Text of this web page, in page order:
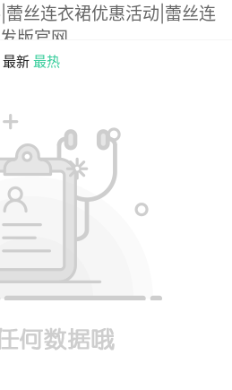
丝连衣裙优惠活动|蕾丝连
版官网
最新 最热